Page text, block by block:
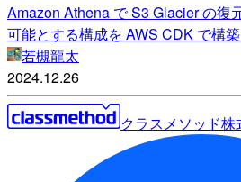
Amazon Athena で S3 Glacier の復
可能とする構成を AWS CDK で構
若槻龍太
2024.12.26
クラスメソッド株